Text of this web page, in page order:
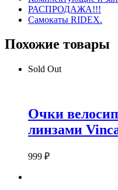
РАСПРОДАЖА!!!
Самокаты RIDEX.
Похожие товары
Sold Out
Очки
линзами
999 ₽